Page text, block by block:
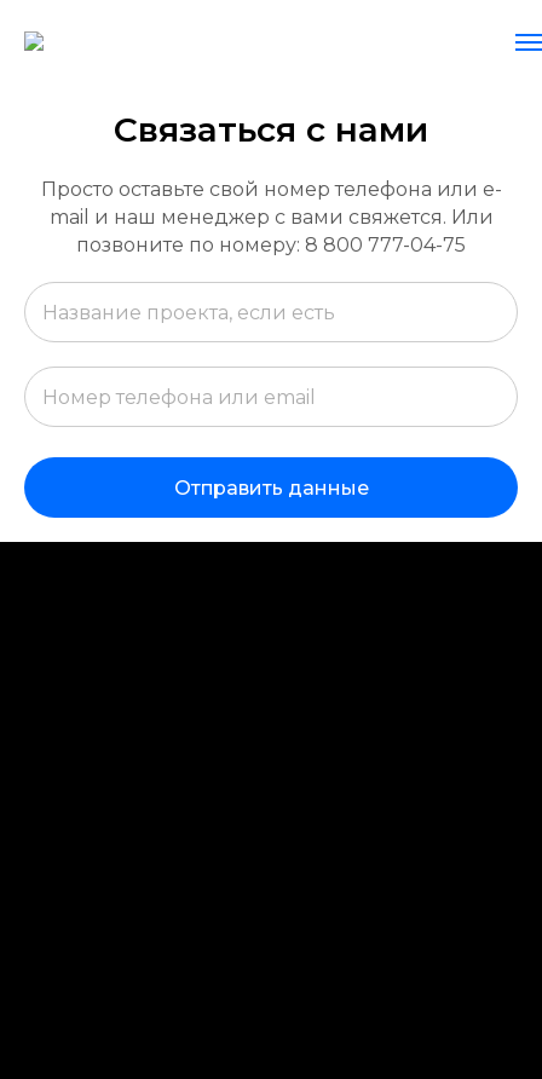
Связаться с нами
Просто оставьте свой номер телефона или e-
mail и наш менеджер с вами свяжется. Или
позвоните по номеру: 8 800 777-04-75
Отправить данные